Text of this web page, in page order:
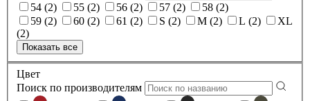
54 (2)
55 (2) 56 (2) 57 (2)
58 (2)
59 (2)
60 (2) 61 (2) S (2) M (2) L (2)
XL
(2)
Показать все
Цвет
Поиск по производителям